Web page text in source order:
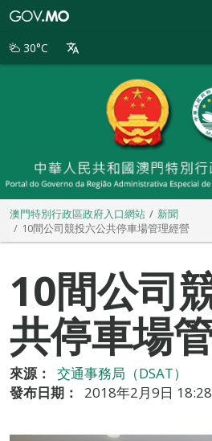
別
30°C
澳門特別行政區政府入口網站
新聞
10間公司競投六公共停車場管理經營
10間公司
共停車場
來源：
交通事務局（DSAT）
發布日期：
2018年2月9日 18:28